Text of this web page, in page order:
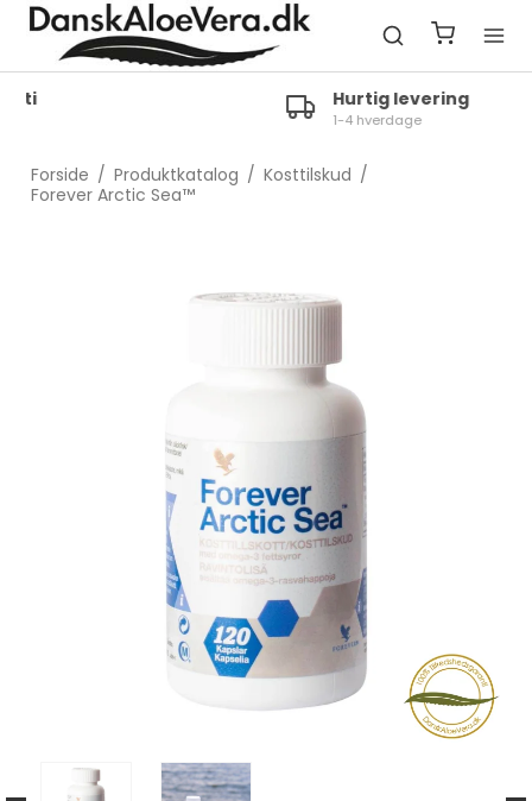
Hurtig levering
1-4 hverdage
Forside / Produktkatalog / Kosttilskud /
Forever Arctic Sea™